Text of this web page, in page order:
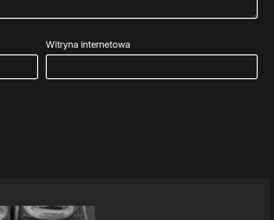
Witryna internetowa